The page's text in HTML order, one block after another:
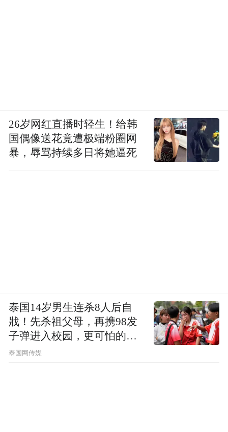
26岁网红直播时轻生！给韩
国偶像送花竟遭极端粉圈网
暴，辱骂持续多日将她逼死
泰国14岁男生连杀8人后自
戕！先杀祖父母，再携98发
子弹进入校园，更可怕的细
节公布了
泰国网传媒